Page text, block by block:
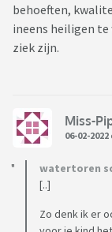
behoeften,
ineens heiligen
ziek zijn.
Miss-
06-02-2022
watertoren
[..]
Zo denk ik er